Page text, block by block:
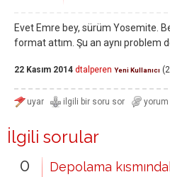
Evet Emre bey, sürüm Yosemite.
format attım. Şu an aynı problem
22 Kasım 2014 dtalperen Yeni Kullanıcı (
İlgili sorular
0
Depolama